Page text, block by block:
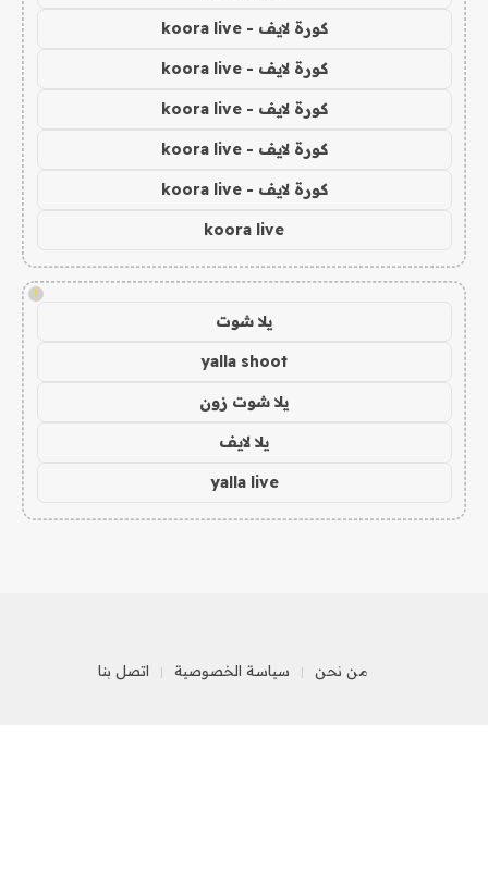
كورة لايف - koora live
كورة لايف - koora live
كورة لايف - koora live
كورة لايف - koora live
كورة لايف - koora live
koora live
!
يلا شوت
yalla shoot
يلا شوت زون
يلا لايف
yalla live
من نحن سياسة الخصوصية اتصل بنا